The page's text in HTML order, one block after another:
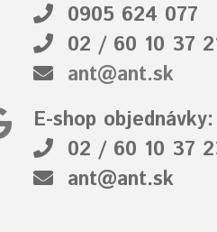
0905 624 077
02 / 60 10 37
ant@ant.sk
E-shop objednávky:
02 / 60 10 37
ant@ant.sk